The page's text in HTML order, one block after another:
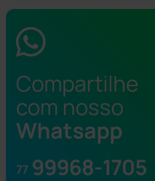
Compartilhe
com nosso
Whatsapp
77 99968-1705